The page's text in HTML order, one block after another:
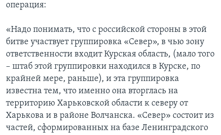
операция:
«Надо понимать, что с российской стороны в этой
битве участвует группировка «Север», в чью зону
ответственности входит Курская область, (мало того
– штаб этой группировки находился в Курске, по
крайней мере, раньше), и эта группировка
известна тем, что именно она вторглась на
территорию Харьковской области к северу от
Харькова и в районе Волчанска. «Север» состоит из
частей, сформированных на базе Ленинградского